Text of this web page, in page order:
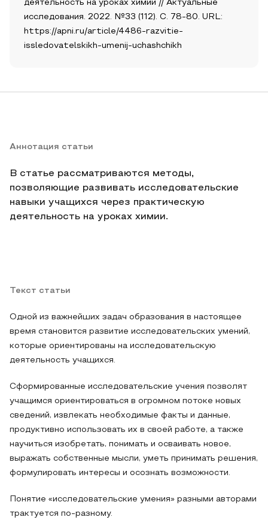
деятельность на уроках химии // Актуальные
исследования. 2022. №33 (112). С. 78-80. URL:
https://apni.ru/article/4486-razvitie-
issledovatelskikh-umenij-uchashchikh
Аннотация статьи
В статье рассматриваются методы,
позволяющие развивать исследовательские
навыки учащихся через практическую
деятельность на уроках химии.
Текст статьи
Одной из важнейших задач образования в настоящее
время становится развитие исследовательских умений,
которые ориентированы на исследовательскую
деятельность учащихся.
Сформированные исследовательские учения позволят
учащимся ориентироваться в огромном потоке новых
сведений, извлекать необходимые факты и данные,
продуктивно использовать их в своей работе, а также
научиться изобретать, понимать и осваивать новое,
выражать собственные мысли, уметь принимать решения,
формулировать интересы и осознать возможности.
Понятие «исследовательские умения» разными авторами
трактуется по-разному.